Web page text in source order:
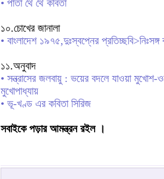
• পাতা থৈ থৈ কবিতা
১০.চোখের জানালা
• বাংলাদেশ ১৯৭৫,দুঃস্বপ্নের প্রতিচ্ছবি>নিঃসঙ্গ
১১.অনুবাদ
• সন্ত্রাসের জলবায়ু : ভয়ের বদলে যাওয়া
মুখোপাধ্যায়
• ভূ-খণ্ড এর কবিতা সিরিজ
সবাইকে পড়ার আমন্ত্রন রইল ।